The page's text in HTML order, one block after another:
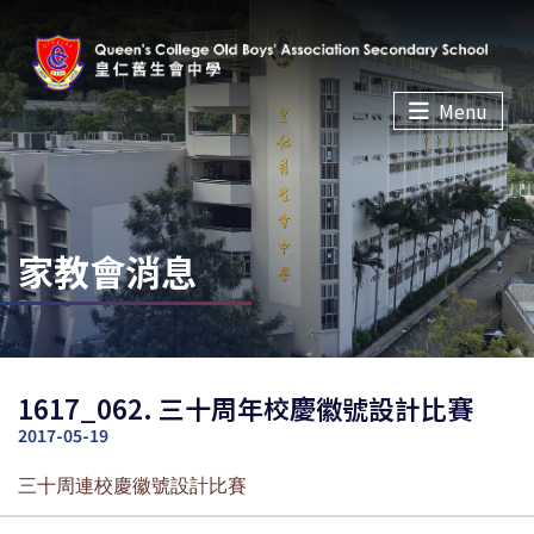
Menu
家教會消息
1617_062. 三十周年校慶徽號設計比賽
2017-05-19
三十周連校慶徽號設計比賽